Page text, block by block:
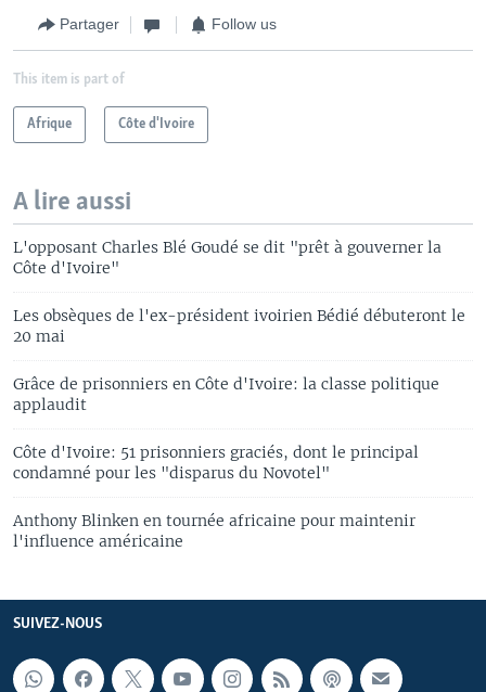
Partager Follow us
This item is part of
Afrique Côte d'Ivoire
A lire aussi
L'opposant Charles Blé Goudé se dit "prêt à gouverner la
Côte d'Ivoire"
Les obsèques de l'ex-président ivoirien Bédié débuteront le
20 mai
Grâce de prisonniers en Côte d'Ivoire: la classe politique
applaudit
Côte d'Ivoire: 51 prisonniers graciés, dont le principal
condamné pour les "disparus du Novotel"
Anthony Blinken en tournée africaine pour maintenir
l'influence américaine
SUIVEZ-NOUS